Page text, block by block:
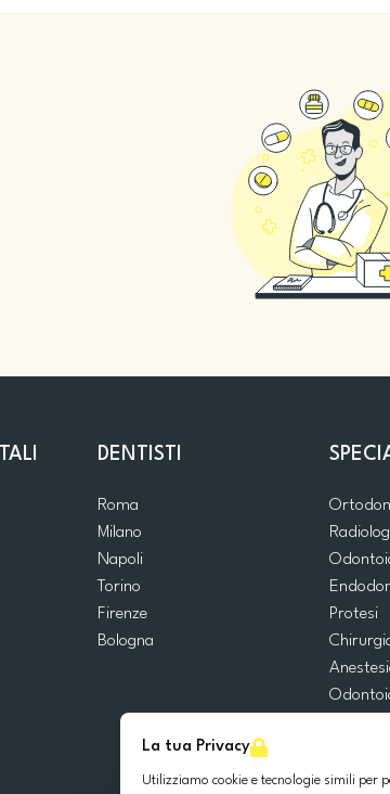
La tua Privacy
Utilizziamo cookie e tecnologie simili per
DENTISTI
Roma
Milano
Napoli
Torino
Firenze
Bologna
Protesi